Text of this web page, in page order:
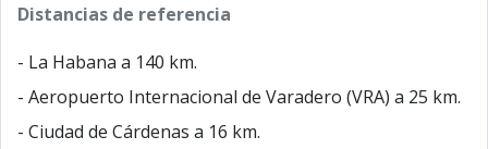
Distancias de referencia
- La Habana a 140 km.
- Aeropuerto Internacional de Varadero (VRA) a 25 km.
- Ciudad de Cárdenas a 16 km.